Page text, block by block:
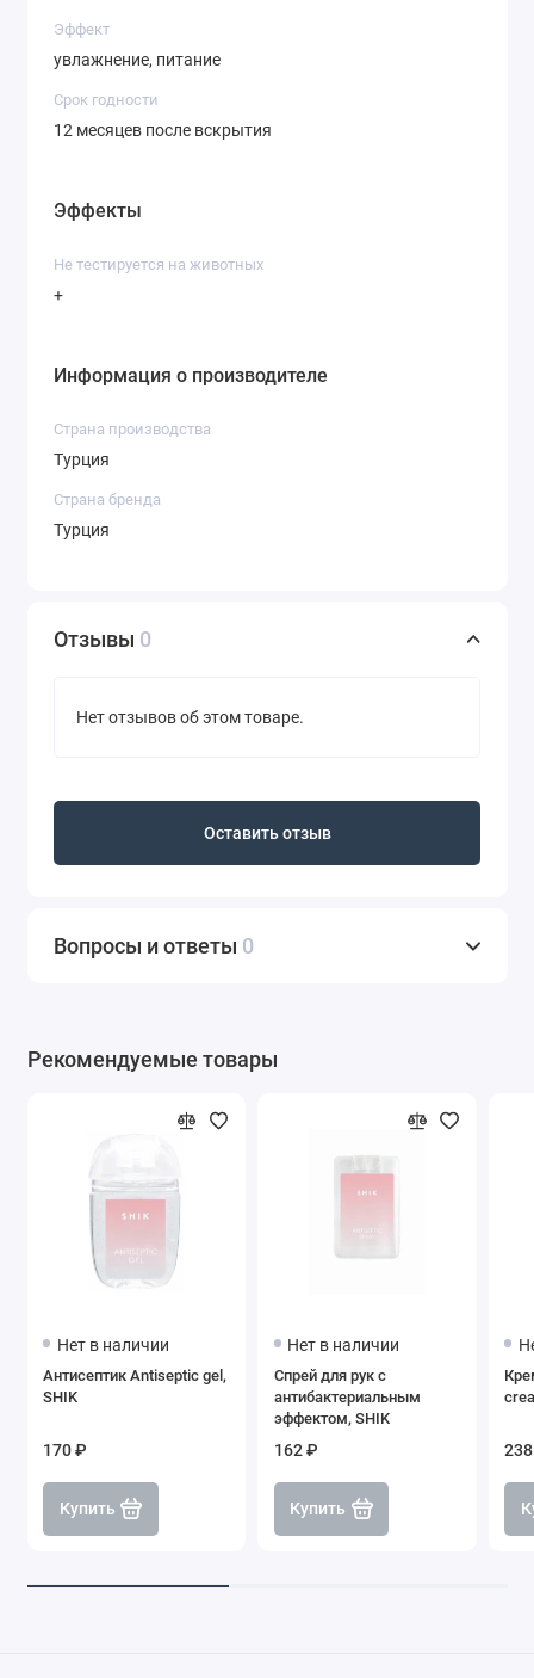
Эффект
увлажнение, питание
Срок годности
12 месяцев после вскрытия
Эффекты
Не тестируется на животных
+
Информация о производителе
Страна производства
Турция
Страна бренда
Турция
Отзывы 0
Нет отзывов об этом товаре.
Оставить отзыв
Вопросы и ответы 0
Рекомендуемые товары
Нет в наличии
Антисептик Antiseptic gel,
SHIK
170 ₽
Купить
Нет в наличии
Спрей для рук с
антибактериальным
эффектом, SHIK
162 ₽
Купить